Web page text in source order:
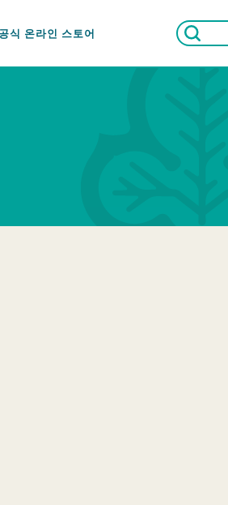
공식 온라인 스토어